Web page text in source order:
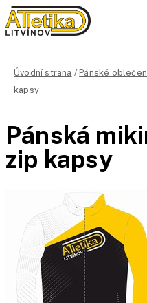
Úvodní strana /Pánské
kapsy
Pánská
zip kapsy